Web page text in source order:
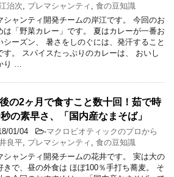
治次, プレマシャンティ , 食の豆知識
シャンティ開発チームの岸江です。 今回のお
は「野菜カレー」です。 夏はカレーが一番お
シーズン、 暑さをしのぐには、発汗すること
す。 スパイスたっぷりのカレーは、 おいし
り …
の2ヶ月で食すこと数十回！茹で時
の素早さ、「国内産なまそば」
01/04 -マクロビオティックのプロから
良平, プレマシャンティ , 食の豆知識
シャンティ開発チームの花井です。 実は大の
きで、昼の外食は ほぼ100％手打ち蕎麦。 そ